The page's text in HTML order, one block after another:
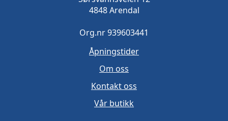
4848 Arendal
Org.nr 939603441
Åpningstider
Om oss
Kontakt oss
Vår butikk